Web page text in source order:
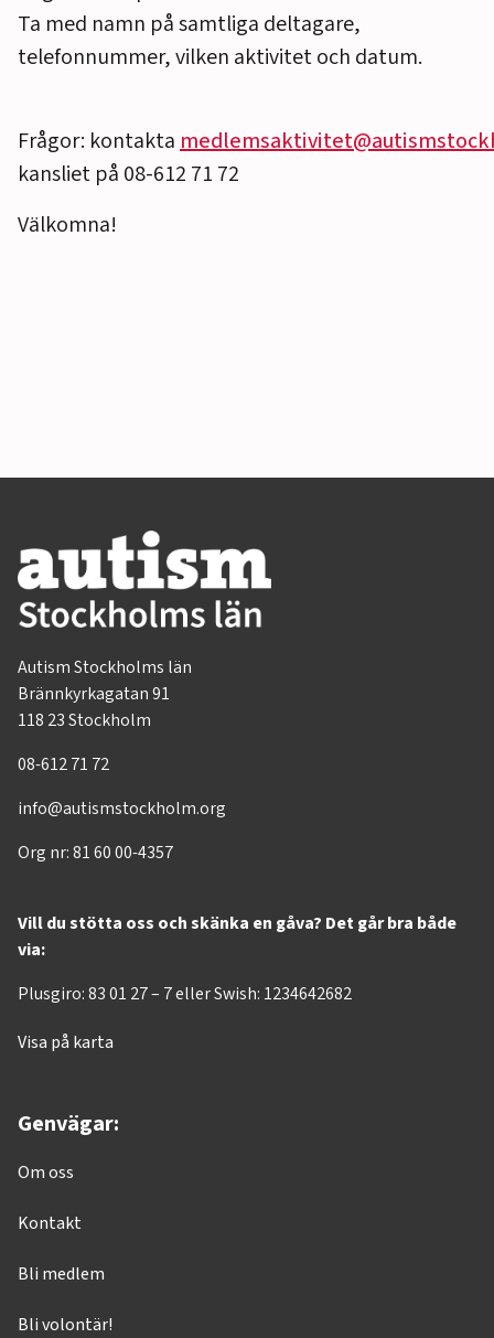
Ta med namn på samtliga deltagare,
telefonnummer, vilken aktivitet och datum.
Frågor: kontakta
kansliet på 08-612 71 72
Välkomna!
Autism Stockholms län
Brännkyrkagatan 91
118 23 Stockholm
08-612 71 72
info@autismstockholm.org
Org nr: 81 60 00-4357
Vill du stötta oss och skänka en gåva? Det går bra både
via:
Plusgiro: 83 01 27 – 7 eller Swish: 1234642682
Visa på karta
Genvägar:
Om oss
Kontakt
Bli medlem
Bli volontär!